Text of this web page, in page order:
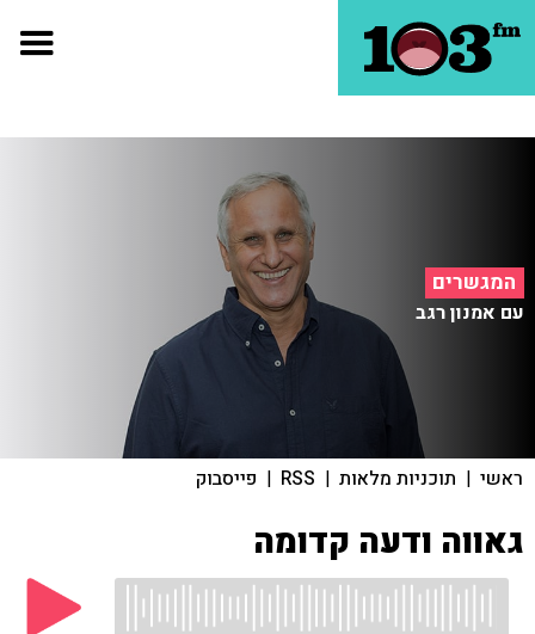
המגשרים
עם אמנון רגב
ראשי | תוכניות מלאות |
RSS
| פייסבוק
גאווה ודעה קדומה